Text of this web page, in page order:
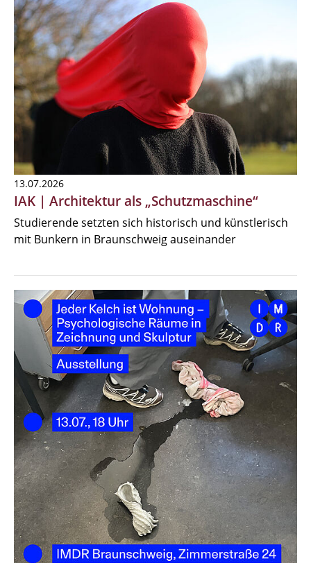
13.07.2026
IAK | Architektur als „Schutzmaschine“
Studierende setzten sich historisch und künstlerisch
mit Bunkern in Braunschweig auseinander